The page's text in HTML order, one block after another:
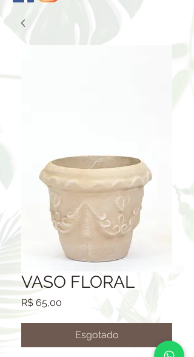
VASO FLORAL
R$ 65,00
Esgotado